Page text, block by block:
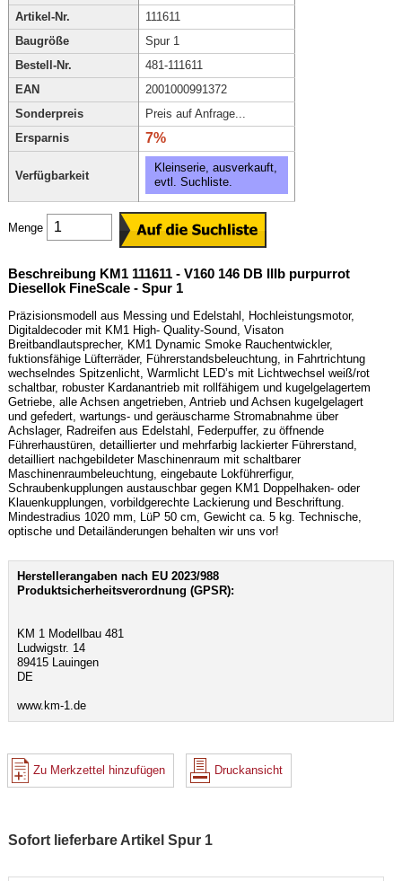
Artikel-Nr.
111611
Baugröße
Spur 1
Bestell-Nr.
481-111611
EAN
2001000991372
Sonderpreis
Preis auf Anfrage...
Ersparnis
7%
Verfügbarkeit
Kleinserie, ausverkauft,
evtl. Suchliste.
Menge
Beschreibung KM1 111611 - V160 146 DB IIIb purpurrot
Diesellok FineScale - Spur 1
Präzisionsmodell aus Messing und Edelstahl, Hochleistungsmotor,
Digitaldecoder mit KM1 High- Quality-Sound, Visaton
Breitbandlautsprecher, KM1 Dynamic Smoke Rauchentwickler,
fuktionsfähige Lüfterräder, Führerstandsbeleuchtung, in Fahrtrichtung
wechselndes Spitzenlicht, Warmlicht LED’s mit Lichtwechsel weiß/rot
schaltbar, robuster Kardanantrieb mit rollfähigem und kugelgelagertem
Getriebe, alle Achsen angetrieben, Antrieb und Achsen kugelgelagert
und gefedert, wartungs- und geräuscharme Stromabnahme über
Achslager, Radreifen aus Edelstahl, Federpuffer, zu öffnende
Führerhaustüren, detaillierter und mehrfarbig lackierter Führerstand,
detailliert nachgebildeter Maschinenraum mit schaltbarer
Maschinenraumbeleuchtung, eingebaute Lokführerfigur,
Schraubenkupplungen austauschbar gegen KM1 Doppelhaken- oder
Klauenkupplungen, vorbildgerechte Lackierung und Beschriftung.
Mindestradius 1020 mm, LüP 50 cm, Gewicht ca. 5 kg. Technische,
optische und Detailänderungen behalten wir uns vor!
Herstellerangaben nach EU 2023/988
Produktsicherheitsverordnung (GPSR):
KM 1 Modellbau 481
Ludwigstr. 14
89415 Lauingen
DE
www.km-1.de
Zu Merkzettel hinzufügen Druckansicht
Sofort lieferbare Artikel Spur 1